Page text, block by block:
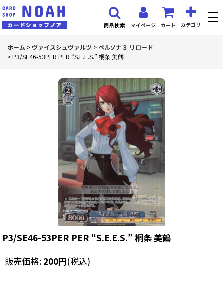
マイページ カート カテゴリ
商品検索
ホーム > ヴァイスシュヴァルツ >ペルソナ３ リロード
>P3/SE46-53PER PER “S.E.E.S.” 桐条 美鶴
P3/SE46-53PER PER “S.E.E.S.” 桐条 美鶴
販売価格: 200円(税込)